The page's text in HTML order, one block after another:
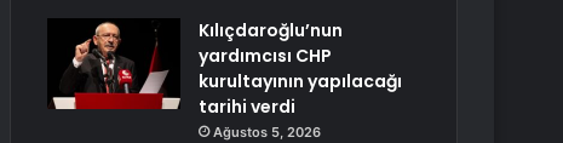
Kılıçdaroğlu’nun
yardımcısı CHP
kurultayının yapılacağı
tarihi verdi
Ağustos 5, 2026